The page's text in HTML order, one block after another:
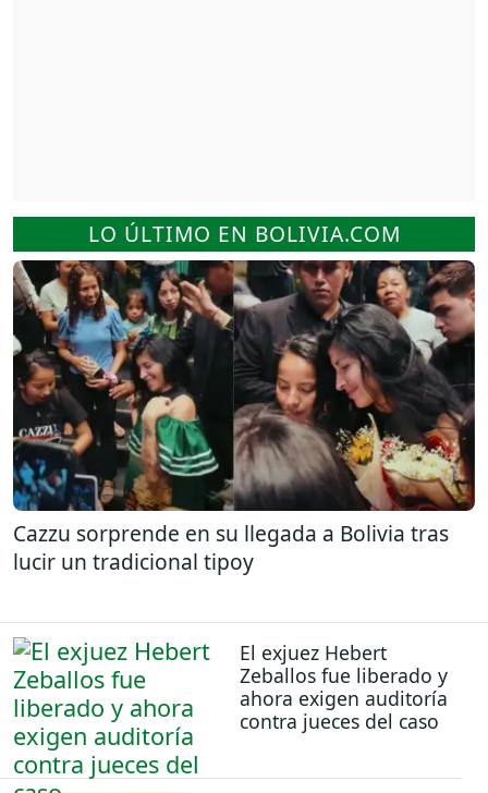
LO ÚLTIMO EN BOLIVIA.COM
Cazzu sorprende en su llegada a Bolivia tras
lucir un tradicional tipoy
El exjuez Hebert
Zeballos fue liberado y
ahora exigen auditoría
contra jueces del caso